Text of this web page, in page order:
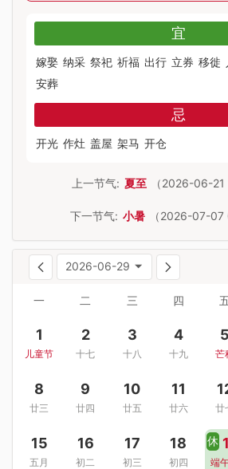
宜
嫁娶 纳采 祭祀 祈福 出行 立券 移徙
安葬
忌
开光 作灶 盖屋 架马 开仓
上一节气: 夏至 （2026-06-21
下一节气: 小暑 （2026-07-07
2026-06-29
一 二 三 四
1
儿童节
2
十七
3
十八
4
十九
5
芒
8
廿三
9
廿四
10
廿五
11
廿六 廿
15
五月
16
初二
17
初三
18
初四
休
端